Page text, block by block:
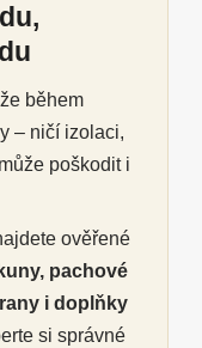
během
– ničí izolaci,
poškodit i
ověřené
pachové
i doplňky
si správné